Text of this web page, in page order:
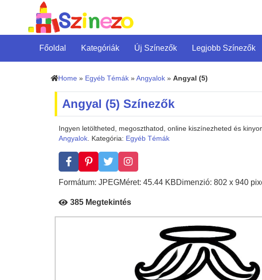
Főoldal Kategóriák Új Színezők Legjobb Színezők
Home » Egyéb Témák » Angyalok » Angyal (5)
Angyal (5) Színezők
Ingyen letöltheted, megoszthatod, online kiszínezheted és
Angyalok. Kategória: Egyéb Témák
Formátum: JPEGMéret: 45.44 KBDimenzió: 802 x 940
385 Megtekintés